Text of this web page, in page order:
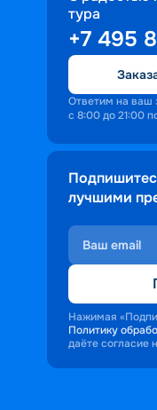
персонала
Ступая на
попадают в
где властвует
открытиям.
тура
+7 495
Ответим на ваш
с 8:00 до 21:00
лучшими
Нажимая
Политику
даёте согласие